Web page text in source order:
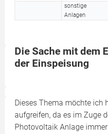
sonstige
Anlagen
Die Sache mit dem
der Einspeisung
Dieses Thema möchte ich
aufgreifen, da es im Zuge
Photovoltaik Anlage